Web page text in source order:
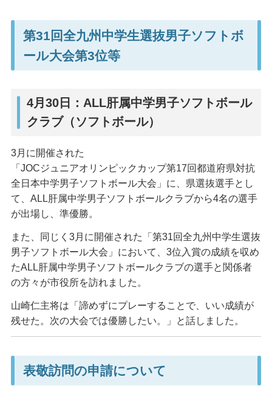
第31回全九州中学生選抜男子ソフトボ
ール大会第3位等
4月30日：ALL肝属中学男子ソフトボール
クラブ（ソフトボール）
3月に開催された
「JOCジュニアオリンピックカップ第17回都道府県対抗
全日本中学男子ソフトボール大会」に、県選抜選手とし
て、ALL肝属中学男子ソフトボールクラブから4名の選手
が出場し、準優勝。
また、同じく3月に開催された「第31回全九州中学生選抜
男子ソフトボール大会」において、3位入賞の成績を収め
たALL肝属中学男子ソフトボールクラブの選手と関係者
の方々が市役所を訪れました。
山崎仁主将は「諦めずにプレーすることで、いい成績が
残せた。次の大会では優勝したい。」と話しました。
表敬訪問の申請について